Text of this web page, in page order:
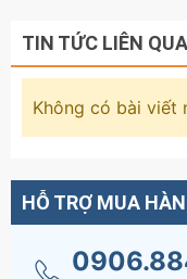
TIN TỨC LIÊN
Không có bài viết
HỖ TRỢ MUA